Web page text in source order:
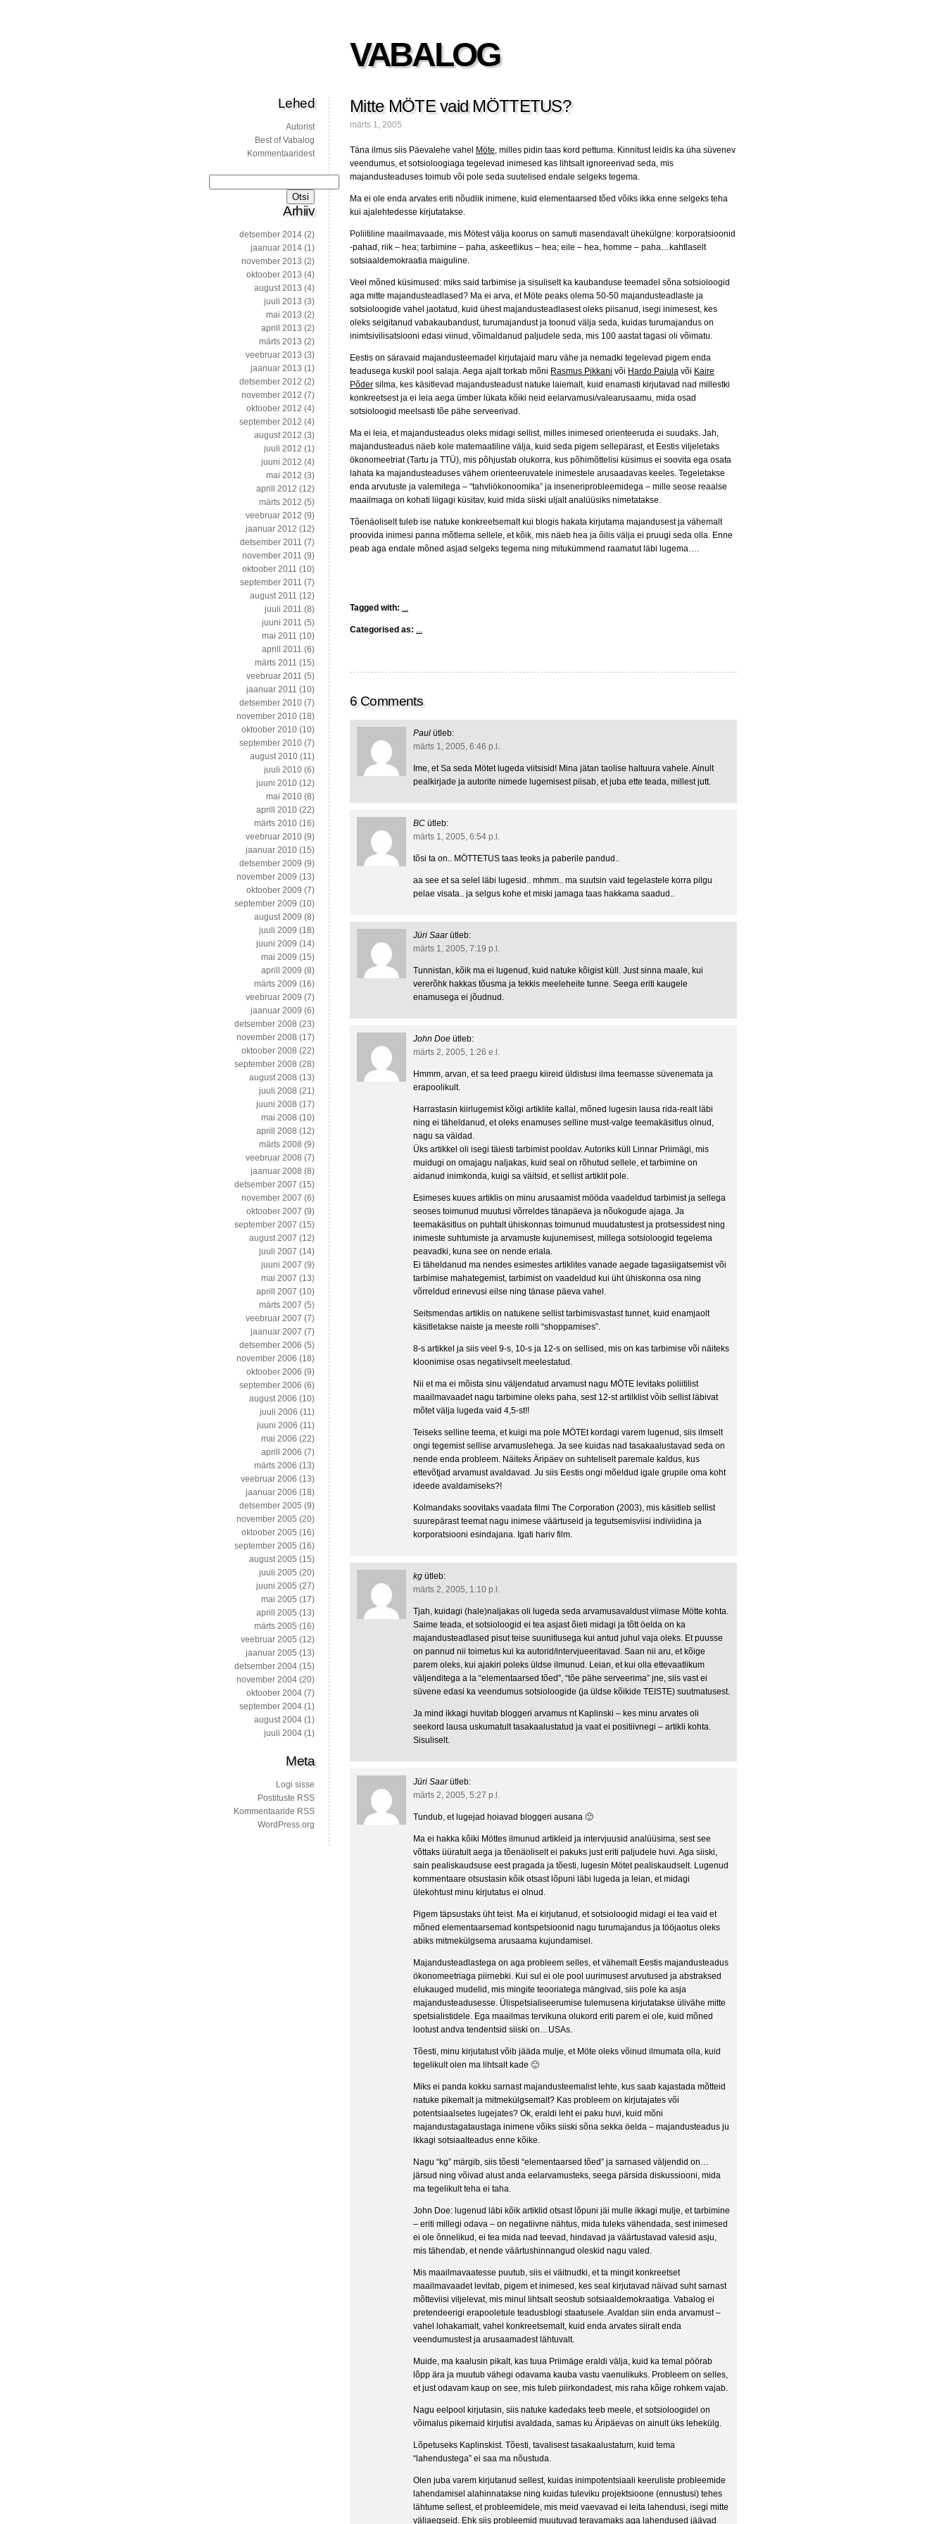
VABALOG
Mitte MÖTE vaid MÖTTETUS?
märts 1, 2005
Täna ilmus siis Päevalehe vahel Möte, milles pidin taas kord pettuma. Kinnitust leidis ka üha süvenev
veendumus, et sotsioloogiaga tegelevad inimesed kas lihtsalt ignoreerivad seda, mis
majandusteaduses toimub või pole seda suutelised endale selgeks tegema.
Ma ei ole enda arvates eriti nõudlik inimene, kuid elementaarsed tõed võiks ikka enne selgeks teha
kui ajalehtedesse kirjutatakse.
Poliitiline maailmavaade, mis Mötest välja koorus on samuti masendavalt ühekülgne: korporatsioonid
-pahad, riik – hea; tarbimine – paha, askeetlikus – hea; eile – hea, homme – paha…kahtlaselt
sotsiaaldemokraatia maiguline.
Veel mõned küsimused: miks said tarbimise ja sisuliselt ka kaubanduse teemadel sõna sotsioloogid
aga mitte majandusteadlased? Ma ei arva, et Möte peaks olema 50-50 majandusteadlaste ja
sotsioloogide vahel jaotatud, kuid ühest majandusteadlasest oleks piisanud, isegi inimesest, kes
oleks selgitanud vabakaubandust, turumajandust ja toonud välja seda, kuidas turumajandus on
inimtsivilisatsiooni edasi viinud, võimaldanud paljudele seda, mis 100 aastat tagasi oli võimatu.
Eestis on säravaid majandusteemadel kirjutajaid maru vähe ja nemadki tegelevad pigem enda
teadusega kuskil pool salaja. Aega ajalt torkab mõni Rasmus Pikkani või Hardo Pajula või Kaire
Põder silma, kes käsitlevad majandusteadust natuke laiemalt, kuid enamasti kirjutavad nad millestki
konkreetsest ja ei leia aega ümber lükata kõiki neid eelarvamusi/valearusaamu, mida osad
sotsioloogid meelsasti tõe pähe serveerivad.
Ma ei leia, et majandusteadus oleks midagi sellist, milles inimesed orienteeruda ei suudaks. Jah,
majandusteadus näeb kole matemaatiline välja, kuid seda pigem sellepärast, et Eestis viljeletaks
ökonomeetriat (Tartu ja TTÜ), mis põhjustab olukorra, kus põhimõttelisi küsimus ei soovita ega osata
lahata ka majandusteaduses vähem orienteeruvatele inimestele arusaadavas keeles. Tegeletakse
enda arvutuste ja valemitega – “tahvliökonoomika” ja inseneriprobleemidega – mille seose reaalse
maailmaga on kohati liigagi küsitav, kuid mida siiski uljalt analüüsiks nimetatakse.
Tõenäoliselt tuleb ise natuke konkreetsemalt kui blogis hakata kirjutama majandusest ja vähemalt
proovida inimesi panna mõtlema sellele, et kõik, mis näeb hea ja õilis välja ei pruugi seda olla. Enne
peab aga endale mõned asjad selgeks tegema ning mitukümmend raamatut läbi lugema….
Tagged with: ...
Categorised as: ...
6 Comments
Paul ütleb:
märts 1, 2005, 6:46 p.l.
Ime, et Sa seda Mötet lugeda viitsisid! Mina jätan taolise haltuura vahele. Ainult
pealkirjade ja autorite nimede lugemisest piisab, et juba ette teada, millest jutt.
BC ütleb:
märts 1, 2005, 6:54 p.l.
tõsi ta on.. MÖTTETUS taas teoks ja paberile pandud..
aa see et sa selel läbi lugesid.. mhmm.. ma suutsin vaid tegelastele korra pilgu
pelae visata.. ja selgus kohe et miski jamaga taas hakkama saadud..
Jüri Saar ütleb:
märts 1, 2005, 7:19 p.l.
Tunnistan, kõik ma ei lugenud, kuid natuke kõigist küll. Just sinna maale, kui
vererõhk hakkas tõusma ja tekkis meeleheite tunne. Seega eriti kaugele
enamusega ei jõudnud.
John Doe ütleb:
märts 2, 2005, 1:26 e.l.
Hmmm, arvan, et sa teed praegu kiireid üldistusi ilma teemasse süvenemata ja
erapoolikult.
Harrastasin kiirlugemist kõigi artiklite kallal, mõned lugesin lausa rida-realt läbi
ning ei täheldanud, et oleks enamuses selline must-valge teemakäsitlus olnud,
nagu sa väidad.
Üks artikkel oli isegi täiesti tarbimist pooldav. Autoriks küll Linnar Priimägi, mis
muidugi on omajagu naljakas, kuid seal on rõhutud sellele, et tarbimine on
aidanud inimkonda, kuigi sa väitsid, et sellist artiklit pole.
Esimeses kuues artiklis on minu arusaamist mööda vaadeldud tarbimist ja sellega
seoses toimunud muutusi võrreldes tänapäeva ja nõukogude ajaga. Ja
teemakäsitlus on puhtalt ühiskonnas toimunud muudatustest ja protsessidest ning
inimeste suhtumiste ja arvamuste kujunemisest, millega sotsioloogid tegelema
peavadki, kuna see on nende eriala.
Ei täheldanud ma nendes esimestes artiklites vanade aegade tagasiigatsemist või
tarbimise mahategemist, tarbimist on vaadeldud kui üht ühiskonna osa ning
võrreldud erinevusi eilse ning tänase päeva vahel.
Seitsmendas artiklis on natukene sellist tarbimisvastast tunnet, kuid enamjaolt
käsitletakse naiste ja meeste rolli “shoppamises”.
8-s artikkel ja siis veel 9-s, 10-s ja 12-s on sellised, mis on kas tarbimise või näiteks
kloonimise osas negatiivselt meelestatud.
Nii et ma ei mõista sinu väljendatud arvamust nagu MÖTE levitaks poliitilist
maailmavaadet nagu tarbimine oleks paha, sest 12-st artilklist võib sellist läbivat
mõtet välja lugeda vaid 4,5-st!!
Teiseks selline teema, et kuigi ma pole MÖTEt kordagi varem lugenud, siis ilmselt
ongi tegemist sellise arvamuslehega. Ja see kuidas nad tasakaalustavad seda on
nende enda probleem. Näiteks Äripäev on suhteliselt paremale kaldus, kus
ettevõtjad arvamust avaldavad. Ju siis Eestis ongi mõeldud igale grupile oma koht
ideede avaldamiseks?!
Kolmandaks soovitaks vaadata filmi The Corporation (2003), mis käsitleb sellist
suurepärast teemat nagu inimese väärtuseid ja tegutsemisviisi indiviidina ja
korporatsiooni esindajana. Igati hariv film.
kg ütleb:
märts 2, 2005, 1:10 p.l.
Tjah, kuidagi (hale)naljakas oli lugeda seda arvamusavaldust viimase Mötte kohta.
Saime teada, et sotsioloogid ei tea asjast õieti midagi ja tõtt öelda on ka
majandusteadlased pisut teise suunitlusega kui antud juhul vaja oleks. Et puusse
on pannud nii toimetus kui ka autorid/intervjueeritavad. Saan nii aru, et kõige
parem oleks, kui ajakiri poleks üldse ilmunud. Leian, et kui olla ettevaatlikum
väljenditega a la “elementaarsed tõed”, “tõe pähe serveerima” jne, siis vast ei
süvene edasi ka veendumus sotsioloogide (ja üldse kõikide TEISTE) suutmatusest.
Ja mind ikkagi huvitab bloggeri arvamus nt Kaplinski – kes minu arvates oli
seekord lausa uskumatult tasakaalustatud ja vaat ei positiivnegi – artikli kohta.
Sisuliselt.
Jüri Saar ütleb:
märts 2, 2005, 5:27 p.l.
Tundub, et lugejad hoiavad bloggeri ausana 🙂
Ma ei hakka kõiki Möttes ilmunud artikleid ja intervjuusid analüüsima, sest see
võttaks üüratult aega ja tõenäoliselt ei pakuks just eriti paljudele huvi. Aga siiski,
sain pealiskaudsuse eest pragada ja tõesti, lugesin Mötet pealiskaudselt. Lugenud
kommentaare otsustasin kõik otsast lõpuni läbi lugeda ja leian, et midagi
ülekohtust minu kirjutatus ei olnud.
Pigem täpsustaks üht teist. Ma ei kirjutanud, et sotsioloogid midagi ei tea vaid et
mõned elementaarsemad kontspetsioonid nagu turumajandus ja tööjaotus oleks
abiks mitmekülgsema arusaama kujundamisel.
Majandusteadlastega on aga probleem selles, et vähemalt Eestis majandusteadus
ökonomeetriaga piirnebki. Kui sul ei ole pool uurimusest arvutused ja abstraksed
elukauged mudelid, mis mingite teooriatega mängivad, siis pole ka asja
majandusteadusesse. Ülispetsialiseerumise tulemusena kirjutatakse ülivähe mitte
spetsialistidele. Ega maailmas tervikuna olukord eriti parem ei ole, kuid mõned
lootust andva tendentsid siiski on…USAs.
Tõesti, minu kirjutatust võib jääda mulje, et Möte oleks võinud ilmumata olla, kuid
tegelikult olen ma lihtsalt kade 🙂
Miks ei panda kokku sarnast majandusteemalist lehte, kus saab kajastada mõtteid
natuke pikemalt ja mitmekülgsemalt? Kas probleem on kirjutajates või
potentsiaalsetes lugejates? Ok, eraldi leht ei paku huvi, kuid mõni
majandustagataustaga inimene võiks siiski sõna sekka öelda – majandusteadus ju
ikkagi sotsiaalteadus enne kõike.
Nagu “kg” märgib, siis tõesti “elementaarsed tõed” ja sarnased väljendid on…
järsud ning võivad alust anda eelarvamusteks, seega pärsida diskussiooni, mida
ma tegelikult teha ei taha.
John Doe: lugenud läbi kõik artiklid otsast lõpuni jäi mulle ikkagi mulje, et tarbimine
– eriti millegi odava – on negatiivne nähtus, mida tuleks vähendada, sest inimesed
ei ole õnnelikud, ei tea mida nad teevad, hindavad ja väärtustavad valesid asju,
mis tähendab, et nende väärtushinnangud oleskid nagu valed.
Mis maailmavaatesse puutub, siis ei väitnudki, et ta mingit konkreetset
maailmavaadet levitab, pigem et inimesed, kes seal kirjutavad näivad suht sarnast
mõtteviisi viljelevat, mis minul lihtsalt seostub sotsiaaldemokraatiga. Vabalog ei
pretendeerigi erapooletule teadusblogi staatusele. Avaldan siin enda arvamust –
vahel lohakamalt, vahel konkreetsemalt, kuid enda arvates siiralt enda
veendumustest ja arusaamadest lähtuvalt.
Muide, ma kaalusin pikalt, kas tuua Priimäge eraldi välja, kuid ka temal pöörab
lõpp ära ja muutub vähegi odavama kauba vastu vaenulikuks. Probleem on selles,
et just odavam kaup on see, mis tuleb piirkondadest, mis raha kõige rohkem vajab.
Nagu eelpool kirjutasin, siis natuke kadedaks teeb meele, et sotsioloogidel on
võimalus pikemaid kirjutisi avaldada, samas ku Äripäevas on ainult üks lehekülg.
Lõpetuseks Kaplinskist. Tõesti, tavalisest tasakaalustatum, kuid tema
“lahendustega” ei saa ma nõustuda.
Olen juba varem kirjutanud sellest, kuidas inimpotentsiaali keeruliste probleemide
lahendamisel alahinnatakse ning kuidas tuleviku projektsioone (ennustusi) tehes
lähtume sellest, et probleemidele, mis meid vaevavad ei leita lahendusi, isegi mitte
väliaegseid. Ehk siis probleemid muutuvad teravamaks aga lahendused jäävad
Lehed
Autorist
Best of Vabalog
Kommentaaridest
Arhiiv
detsember 2014 (2)
jaanuar 2014 (1)
november 2013 (2)
oktoober 2013 (4)
august 2013 (4)
juuli 2013 (3)
mai 2013 (2)
aprill 2013 (2)
märts 2013 (2)
veebruar 2013 (3)
jaanuar 2013 (1)
detsember 2012 (2)
november 2012 (7)
oktoober 2012 (4)
september 2012 (4)
august 2012 (3)
juuli 2012 (1)
juuni 2012 (4)
mai 2012 (3)
aprill 2012 (12)
märts 2012 (5)
veebruar 2012 (9)
jaanuar 2012 (12)
detsember 2011 (7)
november 2011 (9)
oktoober 2011 (10)
september 2011 (7)
august 2011 (12)
juuli 2011 (8)
juuni 2011 (5)
mai 2011 (10)
aprill 2011 (6)
märts 2011 (15)
veebruar 2011 (5)
jaanuar 2011 (10)
detsember 2010 (7)
november 2010 (18)
oktoober 2010 (10)
september 2010 (7)
august 2010 (11)
juuli 2010 (6)
juuni 2010 (12)
mai 2010 (8)
aprill 2010 (22)
märts 2010 (16)
veebruar 2010 (9)
jaanuar 2010 (15)
detsember 2009 (9)
november 2009 (13)
oktoober 2009 (7)
september 2009 (10)
august 2009 (8)
juuli 2009 (18)
juuni 2009 (14)
mai 2009 (15)
aprill 2009 (8)
märts 2009 (16)
veebruar 2009 (7)
jaanuar 2009 (6)
detsember 2008 (23)
november 2008 (17)
oktoober 2008 (22)
september 2008 (28)
august 2008 (13)
juuli 2008 (21)
juuni 2008 (17)
mai 2008 (10)
aprill 2008 (12)
märts 2008 (9)
veebruar 2008 (7)
jaanuar 2008 (8)
detsember 2007 (15)
november 2007 (6)
oktoober 2007 (9)
september 2007 (15)
august 2007 (12)
juuli 2007 (14)
juuni 2007 (9)
mai 2007 (13)
aprill 2007 (10)
märts 2007 (5)
veebruar 2007 (7)
jaanuar 2007 (7)
detsember 2006 (5)
november 2006 (18)
oktoober 2006 (9)
september 2006 (6)
august 2006 (10)
juuli 2006 (11)
juuni 2006 (11)
mai 2006 (22)
aprill 2006 (7)
märts 2006 (13)
veebruar 2006 (13)
jaanuar 2006 (18)
detsember 2005 (9)
november 2005 (20)
oktoober 2005 (16)
september 2005 (16)
august 2005 (15)
juuli 2005 (20)
juuni 2005 (27)
mai 2005 (17)
aprill 2005 (13)
märts 2005 (16)
veebruar 2005 (12)
jaanuar 2005 (13)
detsember 2004 (15)
november 2004 (20)
oktoober 2004 (7)
september 2004 (1)
august 2004 (1)
juuli 2004 (1)
Meta
Logi sisse
Postituste RSS
Kommentaaride RSS
WordPress.org